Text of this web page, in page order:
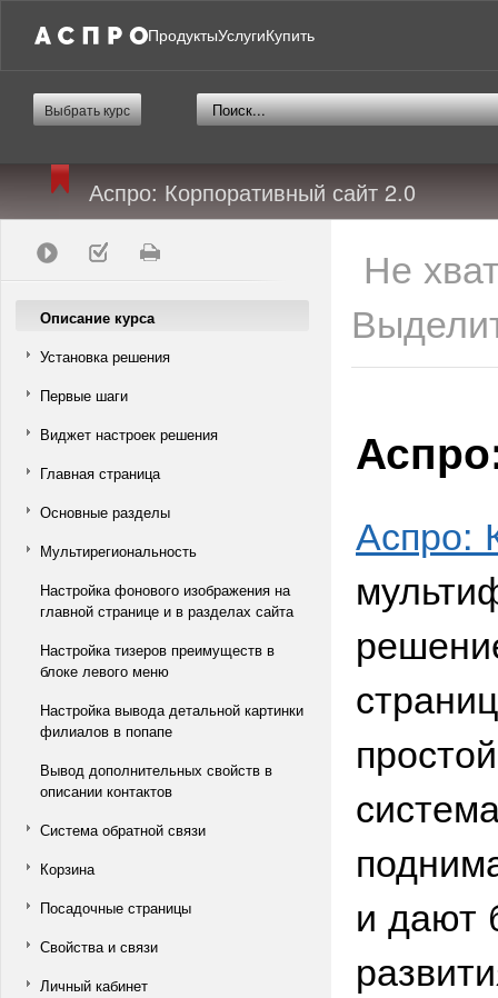
ПродуктыУслугиКупить
Выбрать курс
Аспро: Корпоративный сайт 2.0
Описание курса
Установка решения
Первые шаги
Виджет настроек решения
Главная страница
Основные разделы
Мультирегиональность
Настройка фонового изображения на
главной странице и в разделах сайта
Настройка тизеров преимуществ в
блоке левого меню
Настройка вывода детальной картинки
филиалов в попапе
Вывод дополнительных свойств в
описании контактов
Система обратной связи
Корзина
Посадочные страницы
Свойства и связи
Личный кабинет
Не
Аспро:
и дают